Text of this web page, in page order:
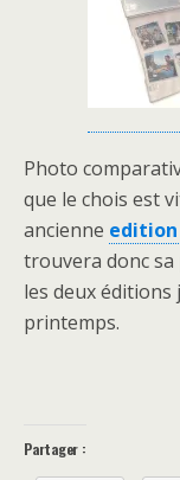
Photo
que le chois est
ancienne
trouvera donc sa
les deux éditions
printemps.
Partager :